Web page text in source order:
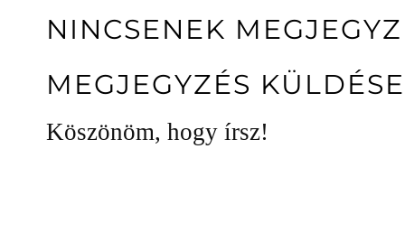
NINCSENEK
MEGJEGYZÉS KÜLDÉSE
Köszönöm, hogy írsz!